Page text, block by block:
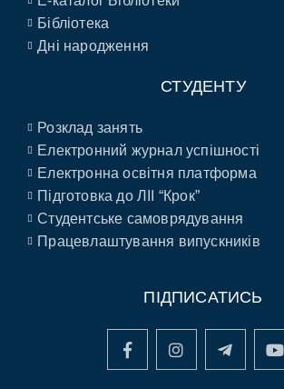
Бібліотека
Дні народження
СТУДЕНТУ
Розклад занять
Електронний журнал успішності
Електронна освітня платформа
Підготовка до ЛІІ “Крок”
Студентське самоврядування
Працевлаштування випускників
ПІДПИСАТИСЬ